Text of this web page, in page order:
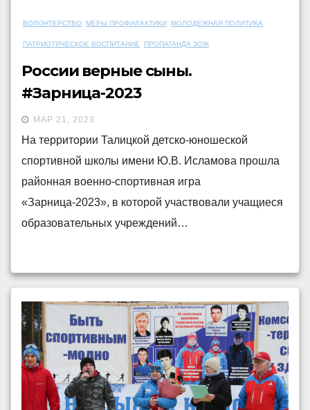
ВОЛОНТЕРСТВО МЕРЫ ПРОФИЛАКТИКИ МОЛОДЕЖНАЯ ПОЛИТИКА
ПАТРИОТИЧЕСКОЕ ВОСПИТАНИЕ ПРОПАГАНДА ЗОЖ
России верные сыны.
#Зарница-2023
МАР 21, 2023
На территории Талицкой детско-юношеской
спортивной школы имени Ю.В. Исламова прошла
районная военно-спортивная игра
«Зарница-2023», в которой участвовали учащиеся
образовательных учреждений…